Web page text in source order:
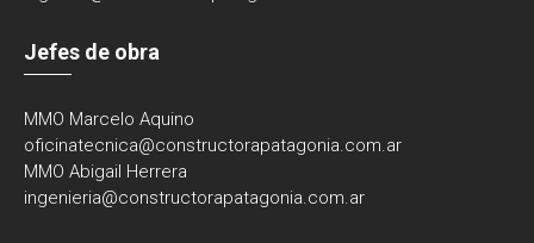
Jefes de obra
MMO Marcelo Aquino
oficinatecnica@constructorapatagonia.com.ar
MMO Abigail Herrera
ingenieria@constructorapatagonia.com.ar